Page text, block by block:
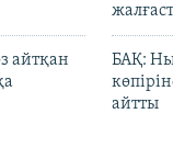
айтқан
БАҚ:
айтты